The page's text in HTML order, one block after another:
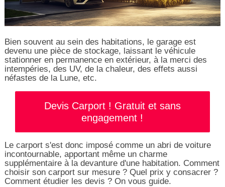
Bien souvent au sein des habitations, le garage est
devenu une pièce de stockage, laissant le véhicule
stationner en permanence en extérieur, à la merci des
intempéries, des UV, de la chaleur, des effets aussi
néfastes de la Lune, etc.
Devis Carport ! Gratuit et sans
engagement !
Le carport s'est donc imposé comme un abri de voiture
incontournable, apportant même un charme
supplémentaire à la devanture d'une habitation. Comment
choisir son carport sur mesure ? Quel prix y consacrer ?
Comment étudier les devis ? On vous guide.